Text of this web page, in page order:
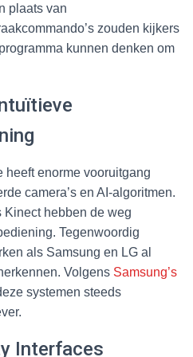
plaats van
zouden kijkers
kunnen denken om
heeft enorme vooruitgang
camera’s en AI-algoritmen.
Kinect hebben de weg
Tegenwoordig
als Samsung en LG al
Volgens Samsung’s
systemen steeds
Interfaces